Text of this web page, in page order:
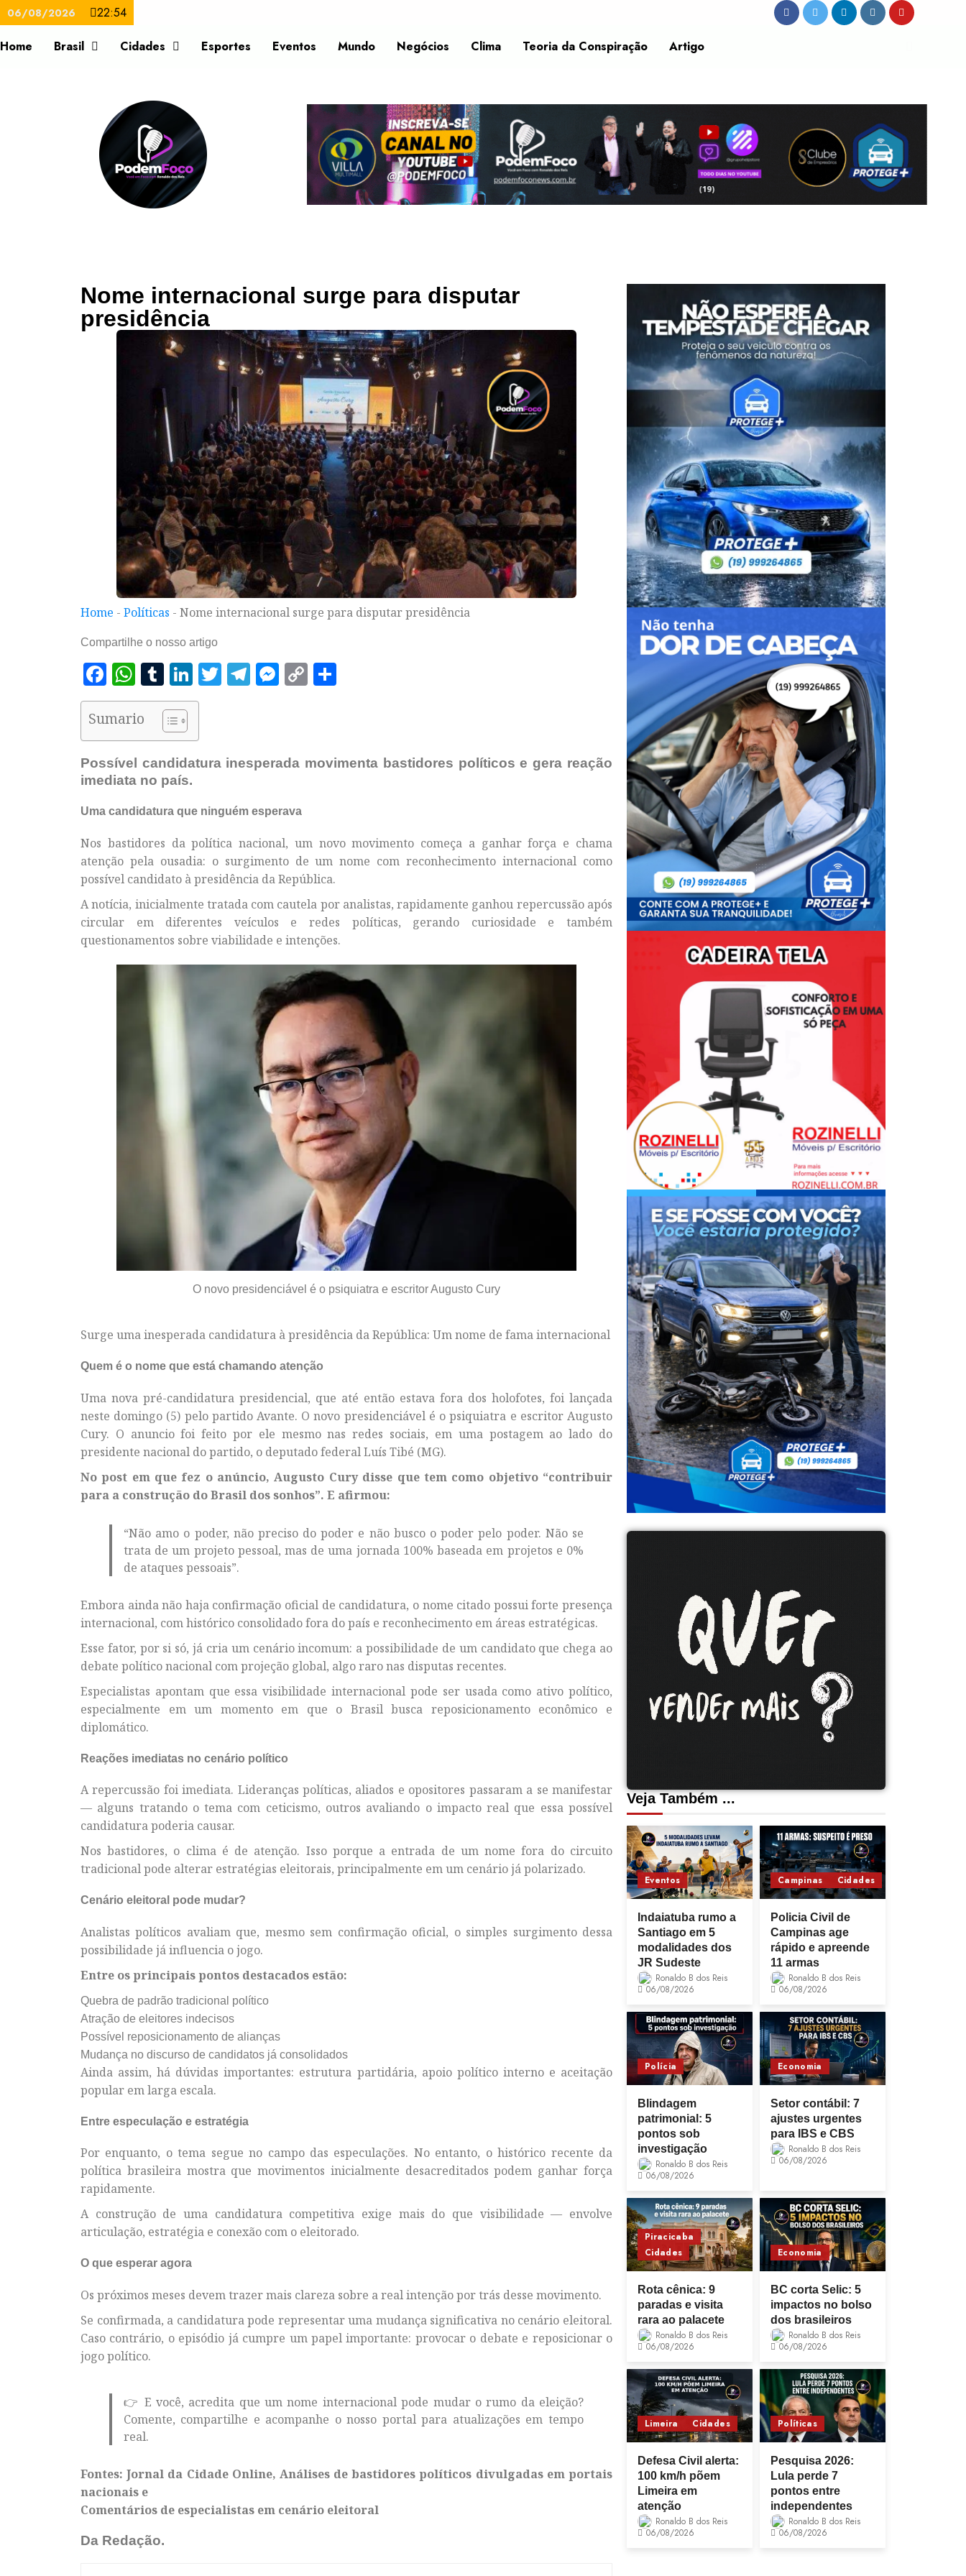
06/08/2026 22:54
Home Brasil Cidades Esportes Eventos Mundo Negócios Clima Teoria da Conspiração Artigo
Nome internacional surge para disputar
presidência
Home - Políticas - Nome internacional surge para disputar presidência
Compartilhe o nosso artigo
Facebook
WhatsApp
Tumblr
LinkedIn
TwitterTelegram
Messenger
Copy
Sumario
Possível candidatura inesperada movimenta bastidores políticos e gera reação
imediata no país.
Uma candidatura que ninguém esperava
Nos bastidores da política nacional, um novo movimento começa a ganhar força e chama
atenção pela ousadia: o surgimento de um nome com reconhecimento internacional como
possível candidato à presidência da República.
A notícia, inicialmente tratada com cautela por analistas, rapidamente ganhou repercussão após
circular em diferentes veículos e redes políticas, gerando curiosidade e também
questionamentos sobre viabilidade e intenções.
O novo presidenciável é o psiquiatra e escritor Augusto Cury
Surge uma inesperada candidatura à presidência da República: Um nome de fama internacional
Quem é o nome que está chamando atenção
Uma nova pré-candidatura presidencial, que até então estava fora dos holofotes, foi lançada
neste domingo (5) pelo partido Avante. O novo presidenciável é o psiquiatra e escritor Augusto
Cury. O anuncio foi feito por ele mesmo nas redes sociais, em uma postagem ao lado do
presidente nacional do partido, o deputado federal Luís Tibé (MG).
No post em que fez o anúncio, Augusto Cury disse que tem como objetivo “contribuir
para a construção do Brasil dos sonhos”. E afirmou:
“Não amo o poder, não preciso do poder e não busco o poder pelo poder. Não se
trata de um projeto pessoal, mas de uma jornada 100% baseada em projetos e 0%
de ataques pessoais”.
Embora ainda não haja confirmação oficial de candidatura, o nome citado possui forte presença
internacional, com histórico consolidado fora do país e reconhecimento em áreas estratégicas.
Esse fator, por si só, já cria um cenário incomum: a possibilidade de um candidato que chega ao
debate político nacional com projeção global, algo raro nas disputas recentes.
Especialistas apontam que essa visibilidade internacional pode ser usada como ativo político,
especialmente em um momento em que o Brasil busca reposicionamento econômico e
diplomático.
Reações imediatas no cenário político
A repercussão foi imediata. Lideranças políticas, aliados e opositores passaram a se manifestar
— alguns tratando o tema com ceticismo, outros avaliando o impacto real que essa possível
candidatura poderia causar.
Nos bastidores, o clima é de atenção. Isso porque a entrada de um nome fora do circuito
tradicional pode alterar estratégias eleitorais, principalmente em um cenário já polarizado.
Cenário eleitoral pode mudar?
Analistas políticos avaliam que, mesmo sem confirmação oficial, o simples surgimento dessa
possibilidade já influencia o jogo.
Entre os principais pontos destacados estão:
Quebra de padrão tradicional político
Atração de eleitores indecisos
Possível reposicionamento de alianças
Mudança no discurso de candidatos já consolidados
Ainda assim, há dúvidas importantes: estrutura partidária, apoio político interno e aceitação
popular em larga escala.
Entre especulação e estratégia
Por enquanto, o tema segue no campo das especulações. No entanto, o histórico recente da
política brasileira mostra que movimentos inicialmente desacreditados podem ganhar força
rapidamente.
A construção de uma candidatura competitiva exige mais do que visibilidade — envolve
articulação, estratégia e conexão com o eleitorado.
O que esperar agora
Os próximos meses devem trazer mais clareza sobre a real intenção por trás desse movimento.
Se confirmada, a candidatura pode representar uma mudança significativa no cenário eleitoral.
Caso contrário, o episódio já cumpre um papel importante: provocar o debate e reposicionar o
jogo político.
👉 E você, acredita que um nome internacional pode mudar o rumo da eleição?
Comente, compartilhe e acompanhe o nosso portal para atualizações em tempo
real.
Fontes: Jornal da Cidade Online, Análises de bastidores políticos divulgadas em portais
nacionais e
Comentários de especialistas em cenário eleitoral
Da Redação.
Veja Também ...
Eventos
Indaiatuba rumo a
Santiago em 5
modalidades dos
JR Sudeste
Ronaldo B dos Reis
06/08/2026
Campinas Cidades
Policia Civil de
Campinas age
rápido e apreende
11 armas
Ronaldo B dos Reis
06/08/2026
Polícia
Blindagem
patrimonial: 5
pontos sob
investigação
Ronaldo B dos Reis
06/08/2026
Economia
Setor contábil: 7
ajustes urgentes
para IBS e CBS
Ronaldo B dos Reis
06/08/2026
Piracicaba
Cidades
Rota cênica: 9
paradas e visita
rara ao palacete
Ronaldo B dos Reis
06/08/2026
Economia
BC corta Selic: 5
impactos no bolso
dos brasileiros
Ronaldo B dos Reis
06/08/2026
Limeira Cidades
Defesa Civil alerta:
100 km/h põem
Limeira em
atenção
Ronaldo B dos Reis
06/08/2026
Políticas
Pesquisa 2026:
Lula perde 7
pontos entre
independentes
Ronaldo B dos Reis
06/08/2026